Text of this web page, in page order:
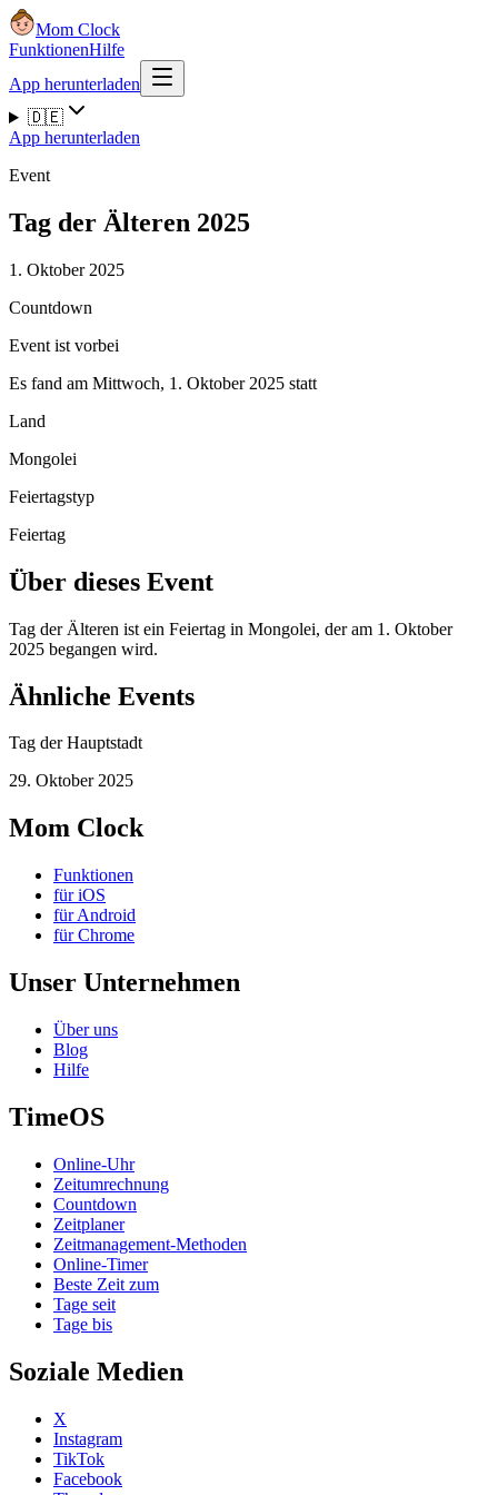
Mom Clock
FunktionenHilfe
App herunterladen
🇩🇪
App herunterladen
Event
Tag der Älteren 2025
1. Oktober 2025
Countdown
Event ist vorbei
Es fand am Mittwoch, 1. Oktober 2025 statt
Land
Mongolei
Feiertagstyp
Feiertag
Über dieses Event
Tag der Älteren ist ein Feiertag in Mongolei, der am 1. Oktober
2025 begangen wird.
Ähnliche Events
Tag der Hauptstadt
29. Oktober 2025
Mom Clock
Funktionen
für iOS
für Android
für Chrome
Unser Unternehmen
Über uns
Blog
Hilfe
TimeOS
Online-Uhr
Zeitumrechnung
Countdown
Zeitplaner
Zeitmanagement-Methoden
Online-Timer
Beste Zeit zum
Tage seit
Tage bis
Soziale Medien
X
Instagram
TikTok
Facebook